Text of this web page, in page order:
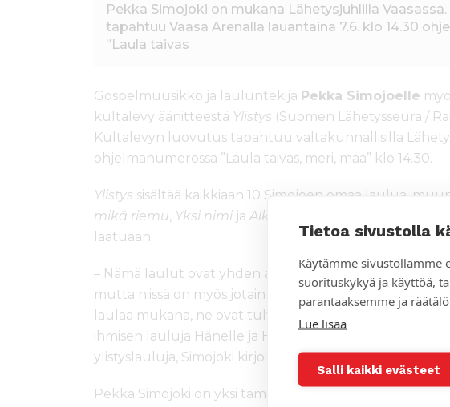
Tietoa sivustolla
Käytämme sivustollamme
suorituskykyä ja käyttöä,
parantaaksemme ja
Lue lisää
Salli kaikki evästeet
Pekka Simojoki on mukana Lähetysjuhlilla
tapahtuu Vaasa Arenalla lauantaina 7.6. klo 14.30
”Laula taivas
Gospelmuusikko ja lauluntekijä Pekka Simojoelle
kultalevy äänitteestä Ylistys (Suomen Lähetysseura /
Kultalevyn luovutus tapahtuu valtakunnallisilla
ohjelmanumerossa ”Laula taivas, meri, maa” klo 14.30.
Ylistys sisältää kaikkiaan 10 Simojoen omaa laulua,
mikä riemu, Yksi nimi ja Alku ja loppu
laatuaan.
– Nämä laulut ovat yhden asian lauluja. Näissä
mutta niissä on myös jotain syvää suomalaista. Näitä
laulaa mukana, ne ovat tulvillaan iloa, rukousta ja
ihmisen lauluja Hänelle ja Hänestä, jonka nimi on ylitse
ylistyslauluja, Simojoki kirjoittaa levynsä esipuheessa.
Pekka Simojoki on yksi tämän hetken tuotteliaimpia ja